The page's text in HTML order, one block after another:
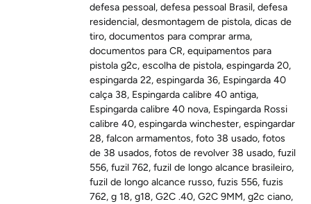
defesa pessoal,defesa pessoal Brasil,defesa
residencial,desmontagem de pistola,dicas de
tiro,documentos para comprar arma,
documentos para CR,equipamentos para
pistola g2c,escolha de pistola,espingarda 20,
espingarda 22,espingarda 36, Espingarda 40
calça 38, Espingarda calibre 40 antiga,
Espingarda calibre 40 nova, Espingarda Rossi
calibre 40,espingarda winchester,espingardar
28,falcon armamentos,foto 38 usado,fotos
de 38 usados,fotos de revolver 38 usado,fuzil
556,fuzil 762,fuzil de longo alcance brasileiro,
fuzil de longo alcance russo,fuzis 556,fuzis
762,g 18,g18,G2C .40,G2C 9MM,g2c ciano,